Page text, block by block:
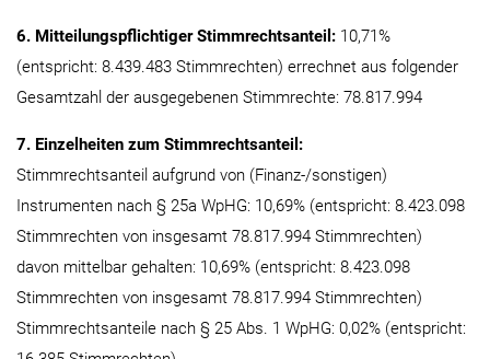
6. Mitteilungspflichtiger Stimmrechtsanteil: 10,71%
(entspricht: 8.439.483 Stimmrechten) errechnet aus folgender
Gesamtzahl der ausgegebenen Stimmrechte: 78.817.994
7. Einzelheiten zum Stimmrechtsanteil:
Stimmrechtsanteil aufgrund von (Finanz-/sonstigen)
Instrumenten nach § 25a WpHG: 10,69% (entspricht: 8.423.098
Stimmrechten von insgesamt 78.817.994 Stimmrechten)
davon mittelbar gehalten: 10,69% (entspricht: 8.423.098
Stimmrechten von insgesamt 78.817.994 Stimmrechten)
Stimmrechtsanteile nach § 25 Abs. 1 WpHG: 0,02% (entspricht: